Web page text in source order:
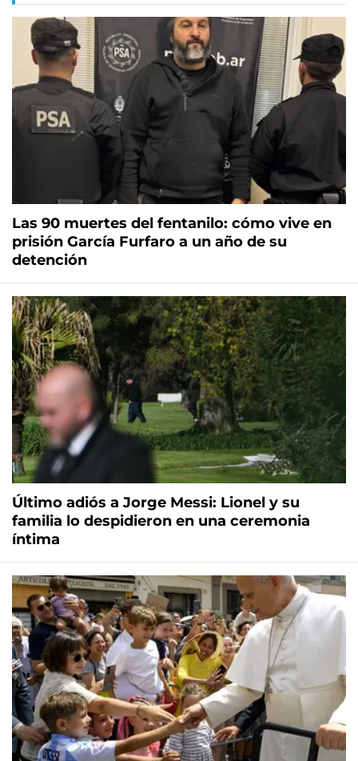
Las 90 muertes del fentanilo: cómo vive en
prisión García Furfaro a un año de su
detención
Último adiós a Jorge Messi: Lionel y su
familia lo despidieron en una ceremonia
íntima